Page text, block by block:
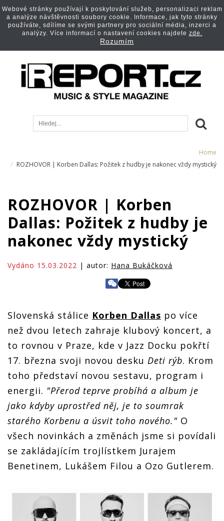
Home
ROZHOVOR | Korben Dallas: Požitek z hudby je nakonec vždy mystický
ROZHOVOR | Korben
Dallas: Požitek z hudby je
nakonec vždy mystický
Vydáno 15.03.2022 | autor: Hana Bukáčková
Slovenská stálice Korben Dallas po více
než dvou letech zahraje klubový koncert, a
to rovnou v Praze, kde v Jazz Docku pokřtí
17. března svoji novou desku Deti rýb. Krom
toho představí novou sestavu, program i
energii. "Přerod teprve probíhá a album je
jako kdyby uprostřed něj, je to soumrak
starého Korbenu a úsvit toho nového." O
všech novinkách a změnách jsme si povídali
se zakládajícím trojlístkem Jurajem
Benetinem, Lukášem Filou a Ozo Gutlerem.
Webové stránky používají k poskytování služeb, personalizaci reklam
a analýze návštěvnosti soubory cookie. Informace, jak tyto stránky
používáte, sdílíme se svými partnery pro sociální média, inzerci a
analýzy. Více informací o nastavení cookies najdete zde.
Rozumím